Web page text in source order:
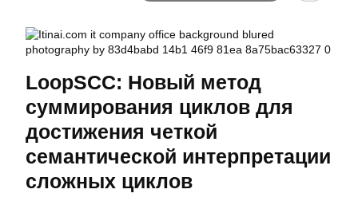
LoopSCC: Новый метод
суммирования циклов для
достижения четкой
семантической интерпретации
сложных циклов